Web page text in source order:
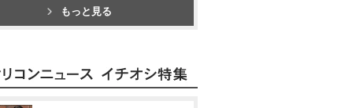
もっと見る